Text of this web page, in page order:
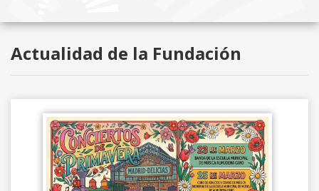
Actualidad de la Fundación